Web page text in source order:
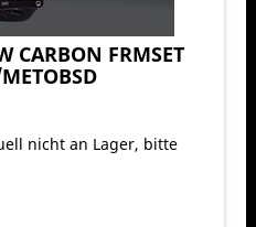
CARBON FRMSET
nicht an Lager, bitte